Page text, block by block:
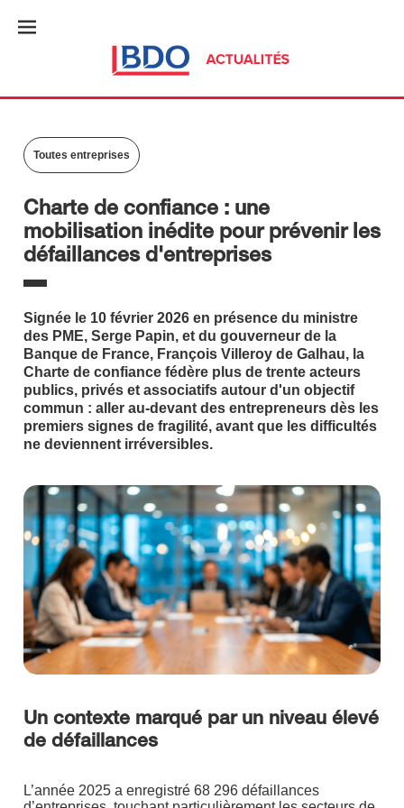
Toutes entreprises
Charte de confiance : une
mobilisation inédite pour prévenir les
défaillances d'entreprises
Signée le 10 février 2026 en présence du ministre
des PME, Serge Papin, et du gouverneur de la
Banque de France, François Villeroy de Galhau, la
Charte de confiance fédère plus de trente acteurs
publics, privés et associatifs autour d'un objectif
commun : aller au-devant des entrepreneurs dès les
premiers signes de fragilité, avant que les difficultés
ne deviennent irréversibles.
Un contexte marqué par un niveau élevé
de défaillances
L’année 2025 a enregistré 68 296 défaillances